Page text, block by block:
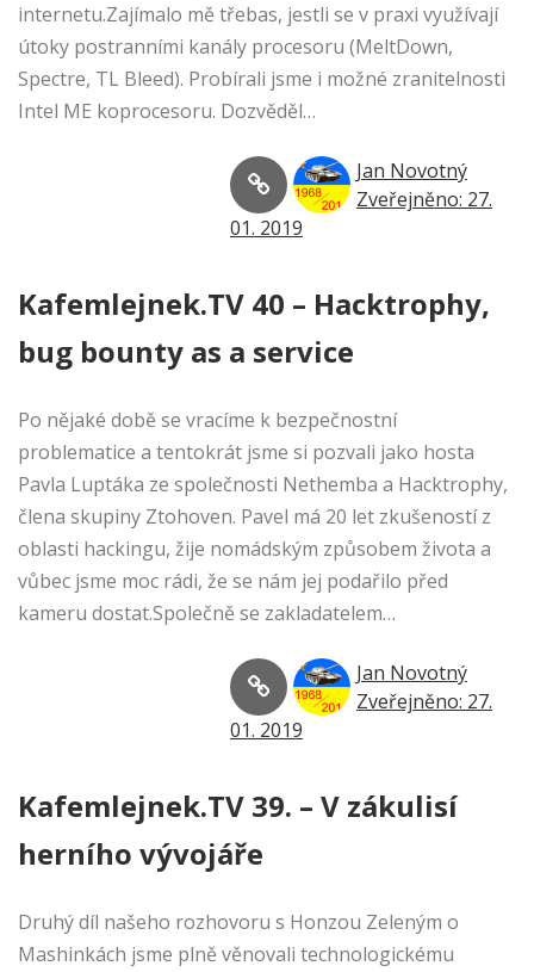
internetu.Zajímalo mě třebas, jestli se v praxi využívají
útoky postranními kanály procesoru (MeltDown,
Spectre, TL Bleed). Probírali jsme i možné zranitelnosti
Intel ME koprocesoru. Dozvěděl…
Jan Novotný
Zveřejněno: 27.
01. 2019
Kafemlejnek.TV 40 – Hacktrophy,
bug bounty as a service
Po nějaké době se vracíme k bezpečnostní
problematice a tentokrát jsme si pozvali jako hosta
Pavla Luptáka ze společnosti Nethemba a Hacktrophy,
člena skupiny Ztohoven. Pavel má 20 let zkušeností z
oblasti hackingu, žije nomádským způsobem života a
vůbec jsme moc rádi, že se nám jej podařilo před
kameru dostat.Společně se zakladatelem…
Jan Novotný
Zveřejněno: 27.
01. 2019
Kafemlejnek.TV 39. – V zákulisí
herního vývojáře
Druhý díl našeho rozhovoru s Honzou Zeleným o
Mashinkách jsme plně věnovali technologickému